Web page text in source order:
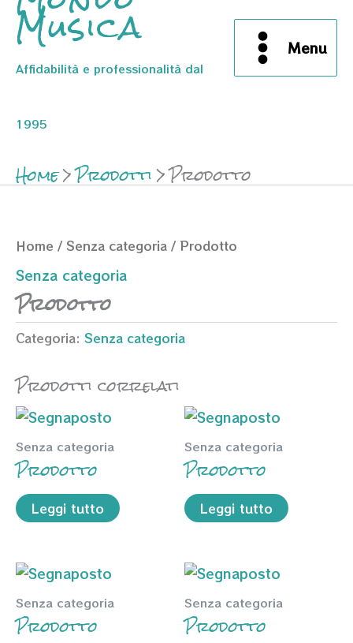
Musica
Affidabilità e professionalità dal
1995
Menu
Home Prodotti Prodotto
Home / Senza categoria / Prodotto
Senza categoria
Prodotto
Categoria: Senza categoria
Prodotti correlati
Senza categoria
Prodotto
Leggi tutto
Senza categoria
Prodotto
Leggi tutto
Senza categoria
Prodotto
Senza categoria
Prodotto